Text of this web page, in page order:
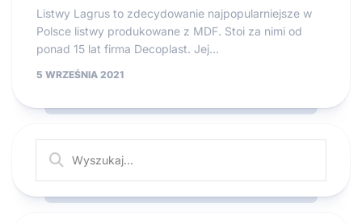
Listwy Lagrus to zdecydowanie najpopularniejsze w
Polsce listwy produkowane z MDF. Stoi za nimi od
ponad 15 lat firma Decoplast. Jej...
5 WRZEŚNIA 2021